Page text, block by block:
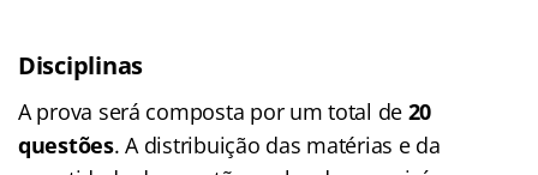
Disciplinas
A prova será composta por um total de 20
questões. A distribuição das matérias e da